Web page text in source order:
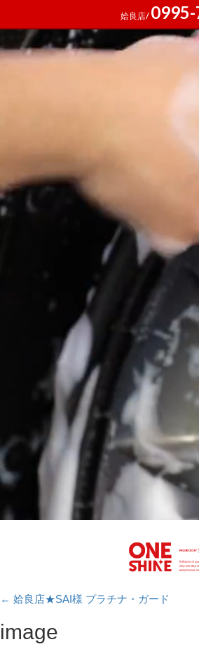
姶良店/
← 姶良店★SAI様 プラチナ・ガード
image